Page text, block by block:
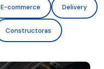
E-commerce Delivery
Constructoras